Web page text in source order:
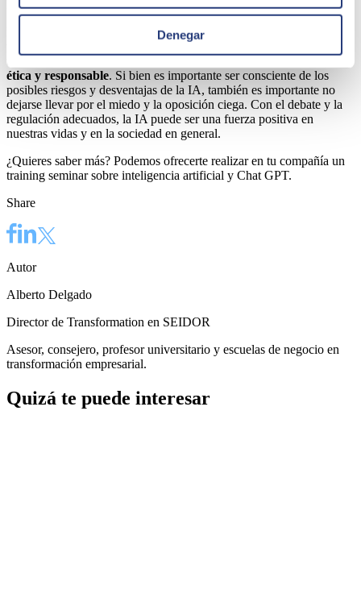
Denegar
Revolución Industrial.
, la IA es una herramienta que puede ser
usuarios y desarrolladores
ética y responsable. Si bien es importante ser consciente de los
posibles riesgos y desventajas de la IA, también es importante no
dejarse llevar por el miedo y la oposición ciega. Con el debate y la
regulación adecuados, la IA puede ser una fuerza positiva en
nuestras vidas y en la sociedad en general.
¿Quieres saber más? Podemos ofrecerte realizar en tu compañía un
training seminar sobre inteligencia artificial y Chat GPT.
Share
Autor
Alberto Delgado
Director de Transformation en SEIDOR
Asesor, consejero, profesor universitario y escuelas de negocio en
transformación empresarial.
Quizá te puede interesar